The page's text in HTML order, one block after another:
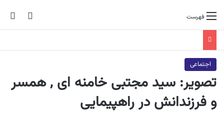
skin فهرست
اجتماعی
تصویر: سید مجتبی خامنه ای , همسر
و فرزندانش در راهپیمایی